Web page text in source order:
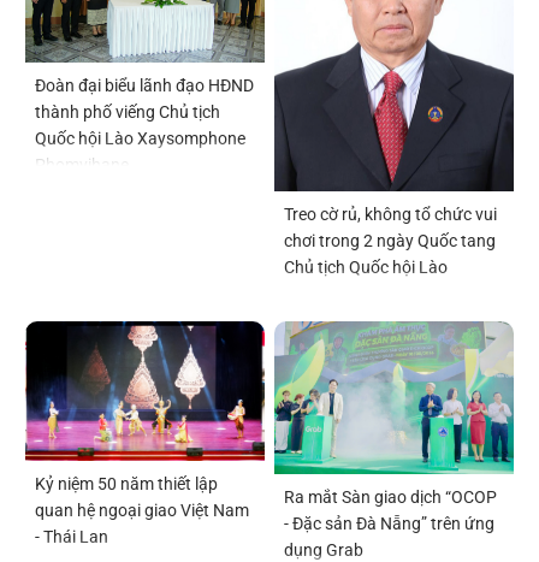
Đoàn đại biểu lãnh đạo HĐND
thành phố viếng Chủ tịch
Quốc hội Lào Xaysomphone
Phomvihane
Treo cờ rủ, không tổ chức vui
chơi trong 2 ngày Quốc tang
Chủ tịch Quốc hội Lào
Kỷ niệm 50 năm thiết lập
quan hệ ngoại giao Việt Nam
- Thái Lan
Ra mắt Sàn giao dịch “OCOP
- Đặc sản Đà Nẵng” trên ứng
dụng Grab